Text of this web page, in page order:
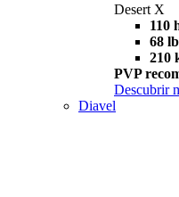
Desert X
110
68
210
PVP
Descubrir
Diavel